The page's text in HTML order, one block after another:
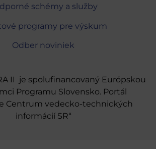
schémy a služby
programy pre výskum
Odber noviniek
II je spolufinancovaný Európskou
Programu Slovensko. Portál
Centrum vedecko-technických
informácií SR“